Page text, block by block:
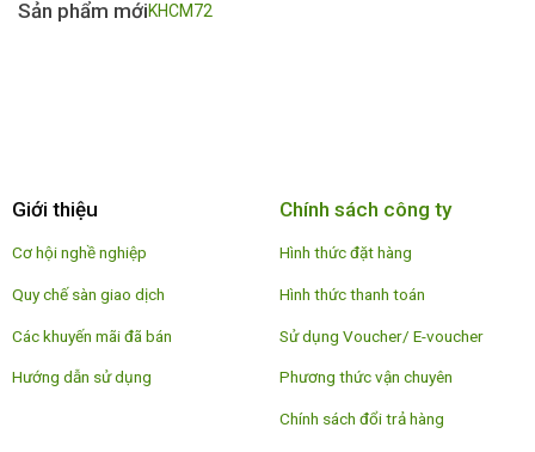
Sản phẩm mới
Giới thiệu
Cơ hội nghề nghiệp
Quy chế sàn giao dịch
Các khuyến mãi đã bán
Hướng dẫn sử dụng
Chính sách công ty
Hình thức đặt hàng
Hình thức thanh toán
Sử dụng Voucher/ E-voucher
Phương thức vận chuyên
Chính sách đổi trả hàng